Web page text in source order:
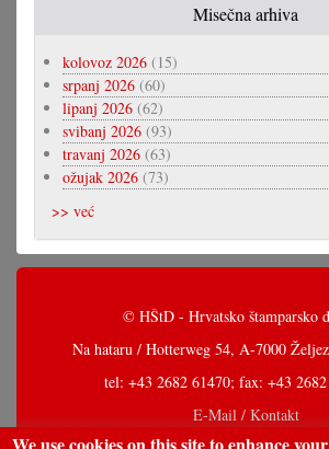
Misečna arhiva
kolovoz 2026 (15)
srpanj 2026 (60)
lipanj 2026 (62)
svibanj 2026 (93)
travanj 2026 (63)
ožujak 2026 (73)
>> već
© HŠtD - Hrvatsko štamparsko
Na hataru / Hotterweg 54, A-7000
tel: +43 2682 61470; fax: +43
E-Mail / Kontakt